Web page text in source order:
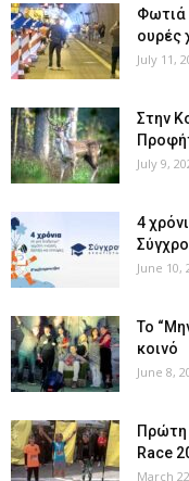
Φωτιά
ουρές
July 11,
Στην
July 9,
4
June 10,
Το
κοινό
June 8,
Πρώτη
Race
March